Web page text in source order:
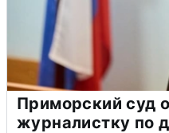
Приморский суд
журналистку по